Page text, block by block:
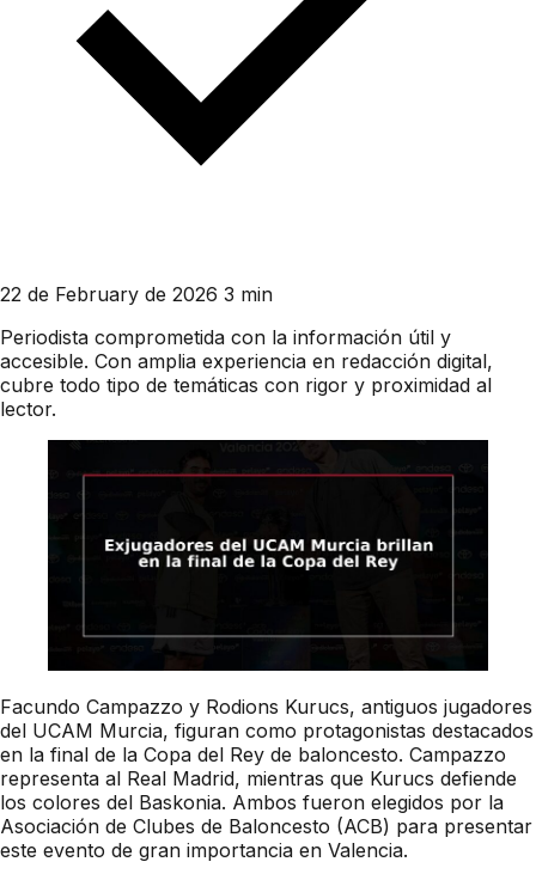
22 de February de 2026 3 min
Periodista comprometida con la información útil y
accesible. Con amplia experiencia en redacción digital,
cubre todo tipo de temáticas con rigor y proximidad al
lector.
Facundo Campazzo y Rodions Kurucs, antiguos jugadores
del UCAM Murcia, figuran como protagonistas destacados
en la final de la Copa del Rey de baloncesto. Campazzo
representa al Real Madrid, mientras que Kurucs defiende
los colores del Baskonia. Ambos fueron elegidos por la
Asociación de Clubes de Baloncesto (ACB) para presentar
este evento de gran importancia en Valencia.